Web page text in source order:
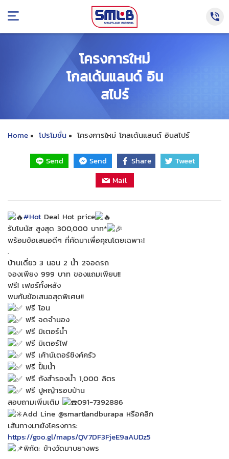
โครงการใหม่
โกลเด้นแลนด์ อิน
สไปร์
Home โปรโมชั่น โครงการใหม่ โกลเด้นแลนด์ อินสไปร์
Send Send Share
Tweet
Mail
#Hot Deal Hot price
รับโบนัส สูงสุด 300,000 บาท*
พร้อมข้อเสนอดีๆ ที่คัดมาเพื่อคุณโดยเฉพาะ! ​
.
บ้านเดี่ยว 3 นอน 2 น้ำ 2จอดรถ
จองเพียง 999 บาท ของแถมเพียบ!!
ฟรี! เฟอร์ทั้งหลัง
พบกับข้อเสนอสุดพิเศษ!!
ฟรี โอน
ฟรี จดจำนอง
ฟรี มิเตอร์น้ำ
ฟรี มิเตอร์ไฟ
ฟรี เค้าน์เตอร์ซิงค์ครัว
ฟรี ปั้มน้ำ
ฟรี ถังสำรองน้ำ 1,000 ลิตร
ฟรี ปูหญ้ารอบบ้าน
สอบถามเพิ่มเติม
091-7392886
Add Line @smartlandburapa หรือคลิก
เส้นทางมายังโครงการ:
https://goo.gl/maps/QV7DF3FjeE9aAUDz5
พิกัด: ข้างวัดมาบยางพร